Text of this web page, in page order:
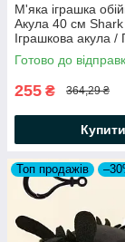
М'яка іграшка
Акула 40 см
Іграшкова акула
іграшка подушка
Готово до
255 ₴ 364,29 ₴
Купити
Топ продажів